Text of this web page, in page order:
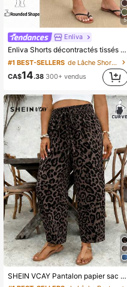
107K Suiveurs 5
Enliva
Enliva Shorts décontractés tissés à taille élastique grande taille, six points, pour les silhouettes en pomme et les formes rondes
#1 BEST-SELLERS
de Lâche Shorts grande taille
CA$14.38 300+ vendus
SHEIN VCAY Pantalon papier sac ample à taille élastique imprimé léopard, grande taille